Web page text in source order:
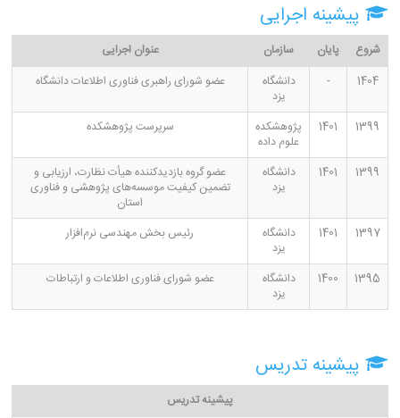
پیشینه اجرایی
شروع پایان سازمان
عنوان اجرایی
1404
-
دانشگاه
یزد
عضو شورای راهبری فناوری اطلاعات دانشگاه
1399
1401
پژوهشکده
علوم داده
سرپرست پژوهشکده
1399
1401
دانشگاه
یزد
عضو گروه بازدیدکننده هیأت نظارت، ارزیابی و
تضمین کیفیت موسسه‌های پژوهشی و فناوری
استان
1397
1401
دانشگاه
یزد
رئیس بخش مهندسی نرم‌افزار
1395
1400
دانشگاه
یزد
عضو شورای فناوری اطلاعات و ارتباطات
پیشینه تدریس
پیشینه تدریس